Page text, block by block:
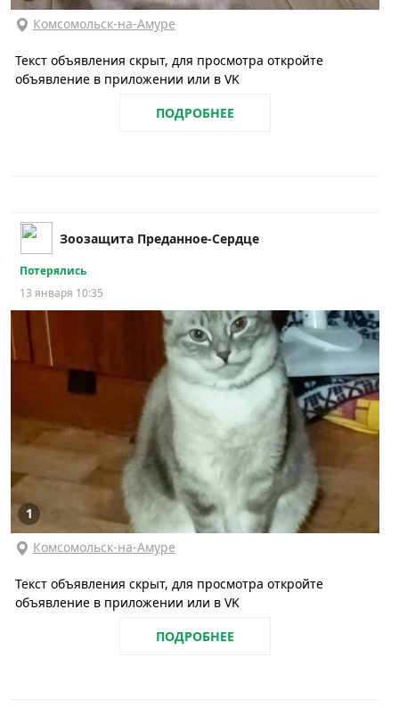
Комсомольск-на-Амуре
Текст объявления скрыт, для просмотра откройте
объявление в приложении или в VK
ПОДРОБНЕЕ
Зоозащита Преданное-Сердце
Потерялись
13 января 10:35
1
Комсомольск-на-Амуре
Текст объявления скрыт, для просмотра откройте
объявление в приложении или в VK
ПОДРОБНЕЕ